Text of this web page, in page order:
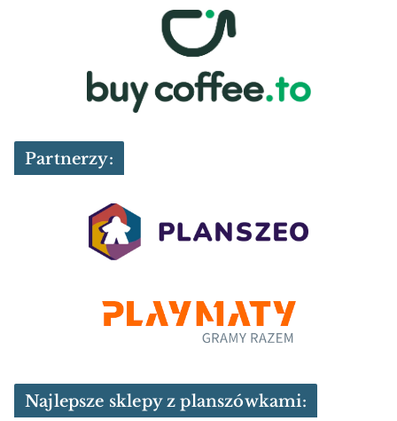
Partnerzy:
Najlepsze sklepy z planszówkami: